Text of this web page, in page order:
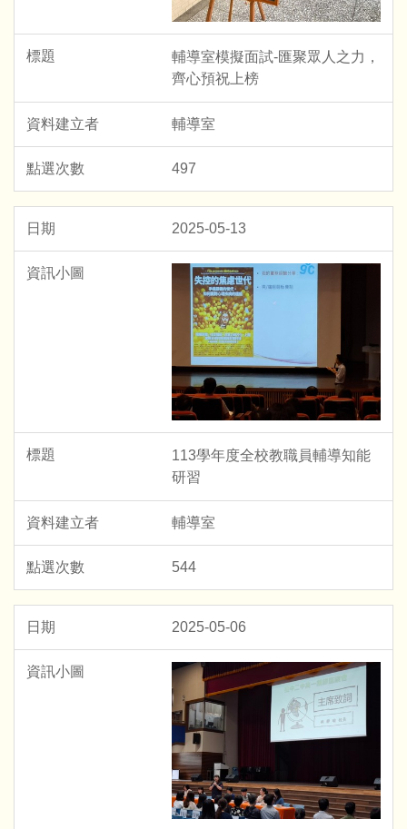
輔導室模擬面試-匯聚眾人之力，
齊心預祝上榜
輔導室
497
2025-05-13
113學年度全校教職員輔導知能
研習
輔導室
544
2025-05-06